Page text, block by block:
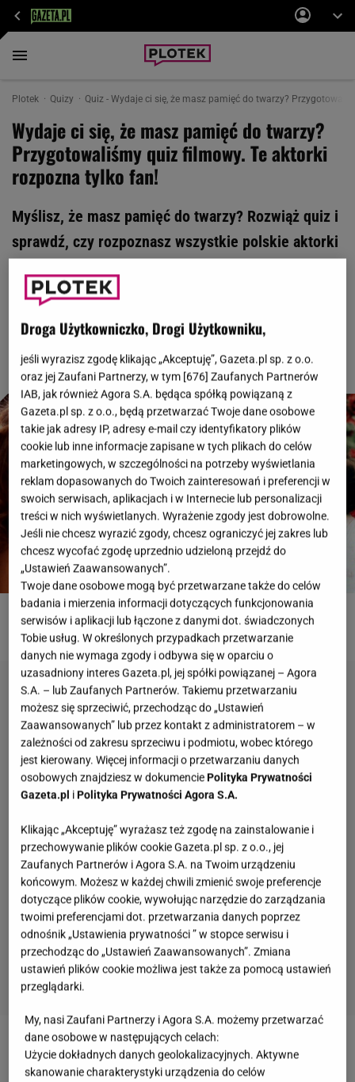
Plotek Quizy Quiz - Wydaje ci się, że masz pamięć do twarzy?
Wydaje ci się, że masz pamięć do twarzy?
Przygotowaliśmy quiz filmowy. Te aktorki
rozpozna tylko fan!
Myślisz, że masz pamięć do twarzy? Rozwiąż quiz i
sprawdź, czy rozpoznasz wszystkie polskie aktorki
10/12 punktów? Przekonaj się! My ze swojej strony
trzymamy kciuki!
ROZWIĄŻ QUIZ
Pamiętasz, jak miał na imię Kusy? Rozwiąż quiz
o serialu "Ranczo"!
Droga Użytkowniczko, Drogi Użytkowniku,
jeśli wyrazisz zgodę klikając „Akceptuję”, Gazeta.pl sp. z o.o.
oraz jej Zaufani Partnerzy, w tym [676] Zaufanych Partnerów
IAB, jak również Agora S.A. będąca spółką powiązaną z
Gazeta.pl sp. z o.o., będą przetwarzać Twoje dane osobowe
takie jak adresy IP, adresy e-mail czy identyfikatory plików
cookie lub inne informacje zapisane w tych plikach do celów
marketingowych, w szczególności na potrzeby wyświetlania
reklam dopasowanych do Twoich zainteresowań i preferencji w
swoich serwisach, aplikacjach i w Internecie lub personalizacji
treści w nich wyświetlanych. Wyrażenie zgody jest dobrowolne.
Jeśli nie chcesz wyrazić zgody, chcesz ograniczyć jej zakres lub
chcesz wycofać zgodę uprzednio udzieloną przejdź do
„Ustawień Zaawansowanych”.
Twoje dane osobowe mogą być przetwarzane także do celów
badania i mierzenia informacji dotyczących funkcjonowania
serwisów i aplikacji lub łączone z danymi dot. świadczonych
Tobie usług. W określonych przypadkach przetwarzanie
danych nie wymaga zgody i odbywa się w oparciu o
uzasadniony interes Gazeta.pl, jej spółki powiązanej – Agora
S.A. – lub Zaufanych Partnerów. Takiemu przetwarzaniu
możesz się sprzeciwić, przechodząc do „Ustawień
Zaawansowanych” lub przez kontakt z administratorem – w
zależności od zakresu sprzeciwu i podmiotu, wobec którego
jest kierowany. Więcej informacji o przetwarzaniu danych
osobowych znajdziesz w dokumencie Polityka Prywatności
Gazeta.pl i Polityka Prywatności Agora S.A.
Klikając „Akceptuję” wyrażasz też zgodę na zainstalowanie i
przechowywanie plików cookie Gazeta.pl sp. z o.o., jej
Zaufanych Partnerów i Agora S.A. na Twoim urządzeniu
końcowym. Możesz w każdej chwili zmienić swoje preferencje
dotyczące plików cookie, wywołując narzędzie do zarządzania
twoimi preferencjami dot. przetwarzania danych poprzez
odnośnik „Ustawienia prywatności ” w stopce serwisu i
przechodząc do „Ustawień Zaawansowanych”. Zmiana
ustawień plików cookie możliwa jest także za pomocą ustawień
przeglądarki.
My, nasi Zaufani Partnerzy i Agora S.A. możemy przetwarzać
dane osobowe w następujących celach:
Użycie dokładnych danych geolokalizacyjnych. Aktywne
skanowanie charakterystyki urządzenia do celów